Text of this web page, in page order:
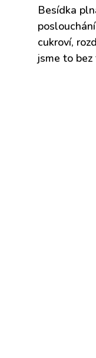
Besídka
cukroví,
jsme to